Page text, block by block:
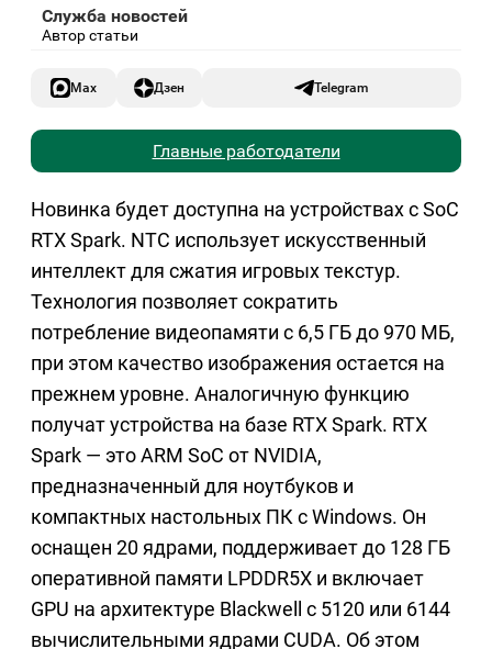
Служба новостей
Автор статьи
Max Дзен Telegram
Главные работодатели
Новинка будет доступна на устройствах с SoC
RTX Spark. NTC использует искусственный
интеллект для сжатия игровых текстур.
Технология позволяет сократить
потребление видеопамяти с 6,5 ГБ до 970 МБ,
при этом качество изображения остается на
прежнем уровне. Аналогичную функцию
получат устройства на базе RTX Spark. RTX
Spark — это ARM SoC от NVIDIA,
предназначенный для ноутбуков и
компактных настольных ПК с Windows. Он
оснащен 20 ядрами, поддерживает до 128 ГБ
оперативной памяти LPDDR5X и включает
GPU на архитектуре Blackwell с 5120 или 6144
вычислительными ядрами CUDA. Об этом